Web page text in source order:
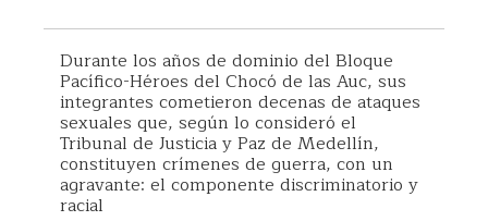
Durante los años de dominio del Bloque
Pacífico-Héroes del Chocó de las Auc, sus
integrantes cometieron decenas de ataques
sexuales que, según lo consideró el
Tribunal de Justicia y Paz de Medellín,
constituyen crímenes de guerra, con un
agravante: el componente discriminatorio y
racial